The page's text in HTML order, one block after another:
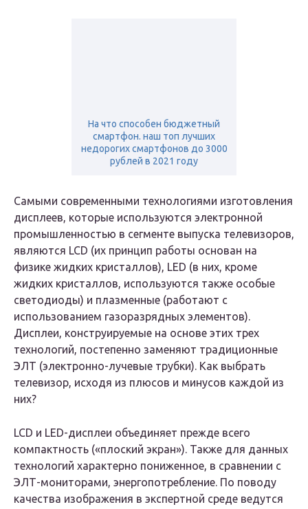
На что способен бюджетный
смартфон. наш топ лучших
недорогих смартфонов до 3000
рублей в 2021 году
Самыми современными технологиями изготовления
дисплеев, которые используются электронной
промышленностью в сегменте выпуска телевизоров,
являются LCD (их принцип работы основан на
физике жидких кристаллов), LED (в них, кроме
жидких кристаллов, используются также особые
светодиоды) и плазменные (работают с
использованием газоразрядных элементов).
Дисплеи, конструируемые на основе этих трех
технологий, постепенно заменяют традиционные
ЭЛТ (электронно-лучевые трубки). Как выбрать
телевизор, исходя из плюсов и минусов каждой из
них?
LCD и LED-дисплеи объединяет прежде всего
компактность («плоский экран»). Также для данных
технологий характерно пониженное, в сравнении с
ЭЛТ-мониторами, энергопотребление. По поводу
качества изображения в экспертной среде ведутся